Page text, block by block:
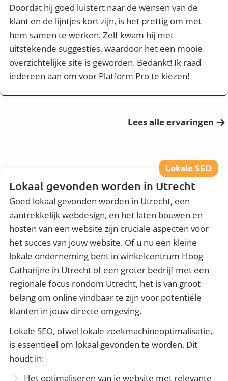
Doordat hij goed luistert naar de wensen van de
klant en de lijntjes kort zijn, is het prettig om met
hem samen te werken. Zelf kwam hij met
uitstekende suggesties, waardoor het een mooie
overzichtelijke site is geworden. Bedankt! Ik raad
iedereen aan om voor Platform Pro te kiezen!
Lees alle ervaringen
Lokale SEO
Lokaal gevonden worden in Utrecht
Goed lokaal gevonden worden in Utrecht, een
aantrekkelijk webdesign, en het laten bouwen en
hosten van een website zijn cruciale aspecten voor
het succes van jouw website. Of u nu een kleine
lokale onderneming bent in winkelcentrum Hoog
Catharijne in Utrecht of een groter bedrijf met een
regionale focus rondom Utrecht, het is van groot
belang om online vindbaar te zijn voor potentiële
klanten in jouw directe omgeving.
Lokale SEO, ofwel lokale zoekmachineoptimalisatie,
is essentieel om lokaal gevonden te worden. Dit
houdt in:
Het optimaliseren van je website met relevante